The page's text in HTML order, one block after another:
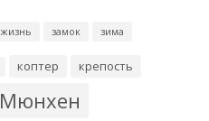
жизнь замок зима
коптер крепость
Мюнхен